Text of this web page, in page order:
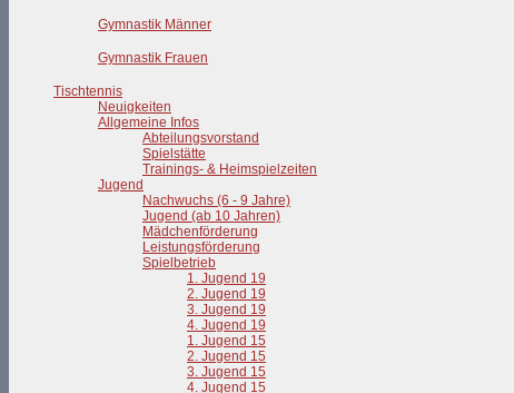
Gymnastik Männer
Gymnastik Frauen
Tischtennis
Neuigkeiten
Allgemeine Infos
Abteilungsvorstand
Spielstätte
Trainings- & Heimspielzeiten
Jugend
Nachwuchs (6 - 9 Jahre)
Jugend (ab 10 Jahren)
Mädchenförderung
Leistungsförderung
Spielbetrieb
1. Jugend 19
2. Jugend 19
3. Jugend 19
4. Jugend 19
1. Jugend 15
2. Jugend 15
3. Jugend 15
4. Jugend 15